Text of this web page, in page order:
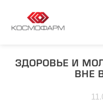
ЗДОРОВЬЕ И
ВНЕ